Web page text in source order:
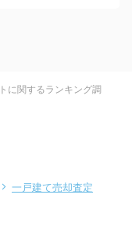
に関するランキング調
一戸建て売却査定